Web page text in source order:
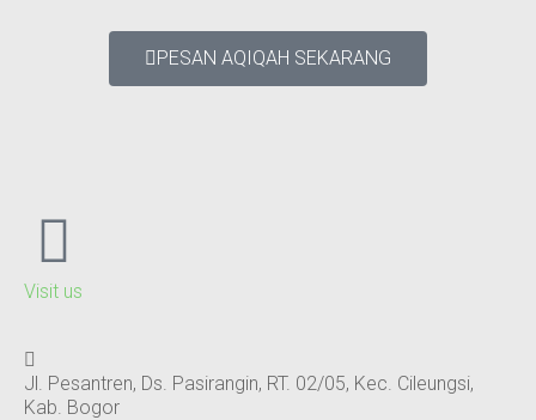
PESAN AQIQAH SEKARANG
Visit us
Jl. Pesantren, Ds. Pasirangin, RT. 02/05, Kec. Cileungsi,
Kab. Bogor